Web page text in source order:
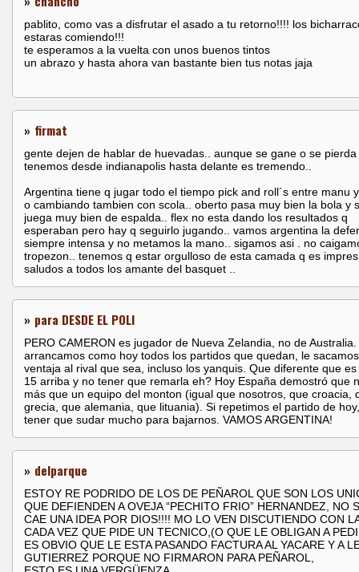
pablito, como vas a disfrutar el asado a tu retorno!!!! los
estaras comiendo!!!
te esperamos a la vuelta con unos buenos tintos
un abrazo y hasta ahora van bastante bien tus notas jaja
» firmat
gente dejen de hablar de huevadas.. aunque se gane o se
tenemos desde indianapolis hasta delante es tremendo..
Argentina tiene q jugar todo el tiempo pick and roll´s entre manu
o cambiando tambien con scola.. oberto pasa muy bien la bola y
juega muy bien de espalda.. flex no esta dando los resultados q
esperaban pero hay q seguirlo jugando.. vamos argentina la
siempre intensa y no metamos la mano.. sigamos asi . no
tropezon.. tenemos q estar orgulloso de esta camada q es
saludos a todos los amante del basquet ..
» para DESDE EL POLI
PERO CAMERON es jugador de Nueva Zelandia, no de Australia.
arrancamos como hoy todos los partidos que quedan, le
ventaja al rival que sea, incluso los yanquis. Que diferente que
15 arriba y no tener que remarla eh? Hoy España demostró que
más que un equipo del monton (igual que nosotros, que croacia,
grecia, que alemania, que lituania). Si repetimos el partido de
tener que sudar mucho para bajarnos. VAMOS ARGENTINA!
» delparque
ESTOY RE PODRIDO DE LOS DE PEÑAROL QUE SON LOS
QUE DEFIENDEN A OVEJA “PECHITO FRIO” HERNANDEZ, NO
CAE UNA IDEA POR DIOS!!!! MO LO VEN DISCUTIENDO CON
CADA VEZ QUE PIDE UN TECNICO,(O QUE LE OBLIGAN A
ES OBVIO QUE LE ESTA PASANDO FACTURA AL YACARE Y A
GUTIERREZ PORQUE NO FIRMARON PARA PEÑAROL,